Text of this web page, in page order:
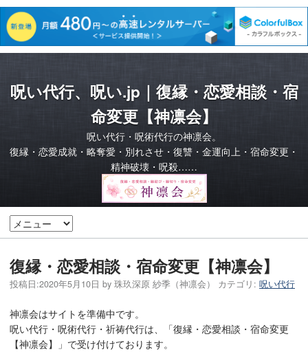
呪い代行、呪い.jp｜復縁・恋愛相談・宿
命変更【神凛会】
呪い代行・呪術代行の神凛会。
復縁・恋愛成就・略奪愛・別れさせ・復讐・金運向上・宿命変更・
精神破壊・呪殺……
復縁・恋愛相談・宿命変更【神凛会】
投稿日:2020年5月10日 by 珠玖深原 紗季（神凛会） カテゴリ: 呪い代行
神凛会はサイトを準備中です。
呪い代行・呪術代行・祈祷代行は、「復縁・恋愛相談・宿命変更
【神凛会】」で受け付けております。